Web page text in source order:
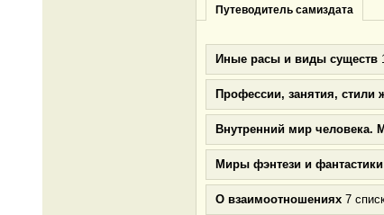
Путеводитель самиздата
Иные расы и виды существ
Профессии, занятия, стили
Внутренний мир человека.
Миры фэнтези и
О взаимоотношениях 7